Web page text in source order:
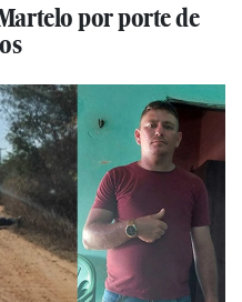
por porte de